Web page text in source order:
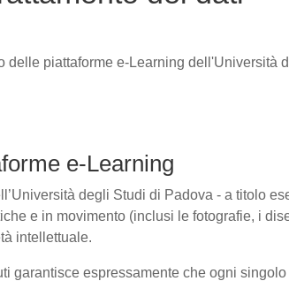
piattaforme e-Learning
e-Learning
degli Studi di Padova - a titolo
e in movimento (inclusi le fotografie, i
intellettuale.
garantisce espressamente che ogni